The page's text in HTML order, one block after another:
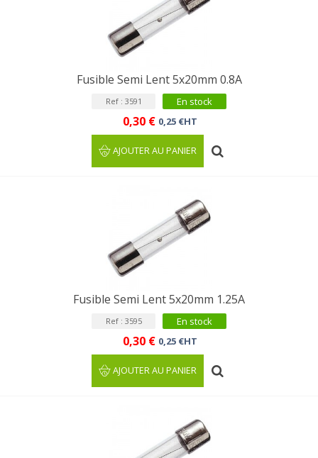
Fusible Semi Lent 5x20mm 0.8A
Ref : 3591 En stock
0,30 € 0,25 €HT
AJOUTER AU PANIER
Fusible Semi Lent 5x20mm 1.25A
Ref : 3595 En stock
0,30 € 0,25 €HT
AJOUTER AU PANIER